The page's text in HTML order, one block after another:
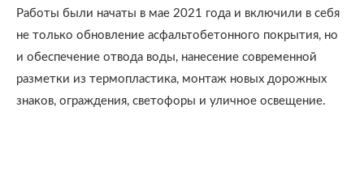
Работы были начаты в мае 2021 года и включили в себя
не только обновление асфальтобетонного покрытия, но
и обеспечение отвода воды, нанесение современной
разметки из термопластика, монтаж новых дорожных
знаков, ограждения, светофоры и уличное освещение.